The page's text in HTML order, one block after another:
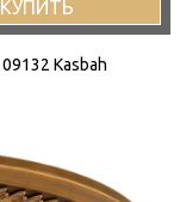
КУПИТЬ
Kasbah